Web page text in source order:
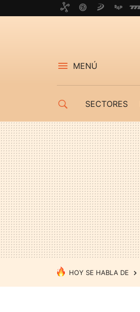
MENÚ
SECTORES
HOY SE HABLA DE